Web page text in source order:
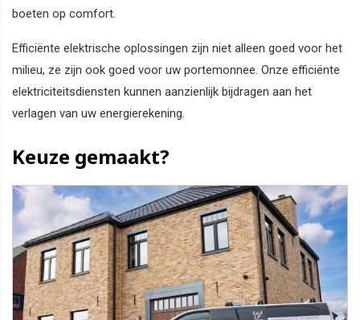
boeten op comfort.
Efficiënte elektrische oplossingen zijn niet alleen goed voor het
milieu, ze zijn ook goed voor uw portemonnee. Onze efficiënte
elektriciteitsdiensten kunnen aanzienlijk bijdragen aan het
verlagen van uw energierekening.
Keuze gemaakt?